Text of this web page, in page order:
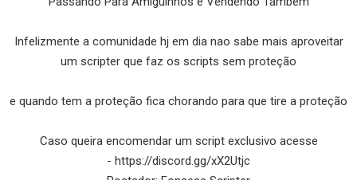
Infelizmente a comunidade hj em dia nao sabe mais aproveitar
um scripter que faz os scripts sem proteção
e quando tem a proteção fica chorando para que tire a proteção
Caso queira encomendar um script exclusivo acesse
- https://discord.gg/xX2Utjc